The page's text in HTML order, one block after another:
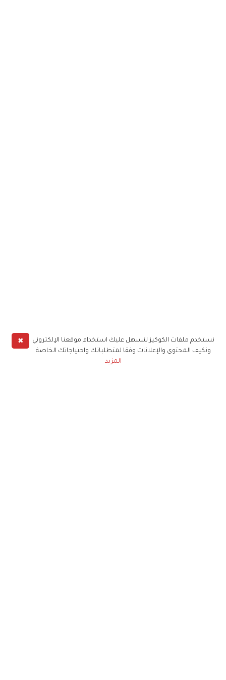
✖
نستخدم ملفات الكوكيز لنسهل عليك استخدام موقعنا الإلكتروني
ونكيف المحتوى والإعلانات وفقا لمتطلباتك واحتياجاتك الخاصة
المزيد